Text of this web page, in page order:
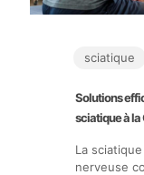
sciatique
Solutions
sciatique à la
La
nerveuse